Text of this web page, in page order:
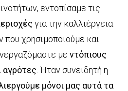
εντοπίσαμε τις
για την καλλιέργεια
χρησιμοποιούμε και
με ντόπιους
αγρότες . Ήταν συνειδητή η
μόνοι μας αυτά τα